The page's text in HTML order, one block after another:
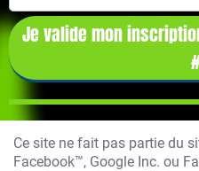
Je valide mon
Ce site ne fait pas partie du
Facebook™, Google Inc. ou